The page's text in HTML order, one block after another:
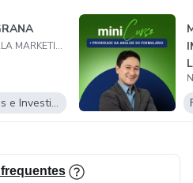
NOVA FALA MARKETING DIGITAL
Finanças e Investimentos